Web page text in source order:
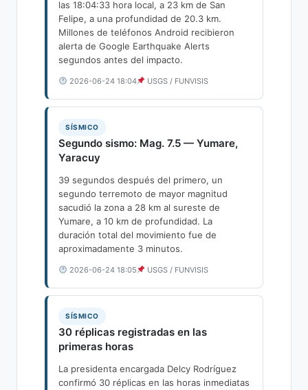
las 18:04:33 hora local, a 23 km de San
Felipe, a una profundidad de 20.3 km.
Millones de teléfonos Android recibieron
alerta de Google Earthquake Alerts
segundos antes del impacto.
2026-06-24 18:04 USGS / FUNVISIS
SÍSMICO
Segundo sismo: Mag. 7.5 — Yumare,
Yaracuy
39 segundos después del primero, un
segundo terremoto de mayor magnitud
sacudió la zona a 28 km al sureste de
Yumare, a 10 km de profundidad. La
duración total del movimiento fue de
aproximadamente 3 minutos.
2026-06-24 18:05 USGS / FUNVISIS
SÍSMICO
30 réplicas registradas en las
primeras horas
La presidenta encargada Delcy Rodríguez
confirmó 30 réplicas en las horas inmediatas